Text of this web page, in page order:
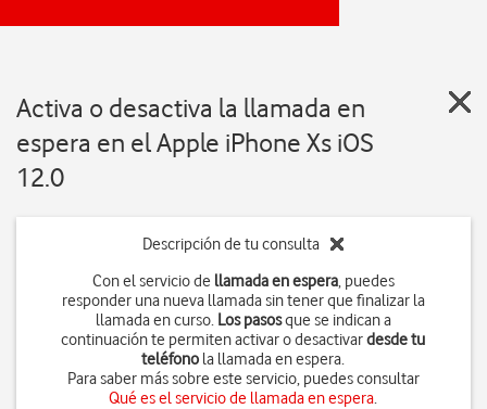
Activa o desactiva la llamada en
espera en el Apple iPhone Xs iOS
12.0
Descripción de tu consulta
Con el servicio de llamada en espera, puedes
responder una nueva llamada sin tener que finalizar la
llamada en curso. Los pasosque se indican a
continuación te permiten activar o desactivardesde tu
teléfono la llamada en espera.
Para saber más sobre este servicio, puedes consultar
Qué es el servicio de llamada en espera.